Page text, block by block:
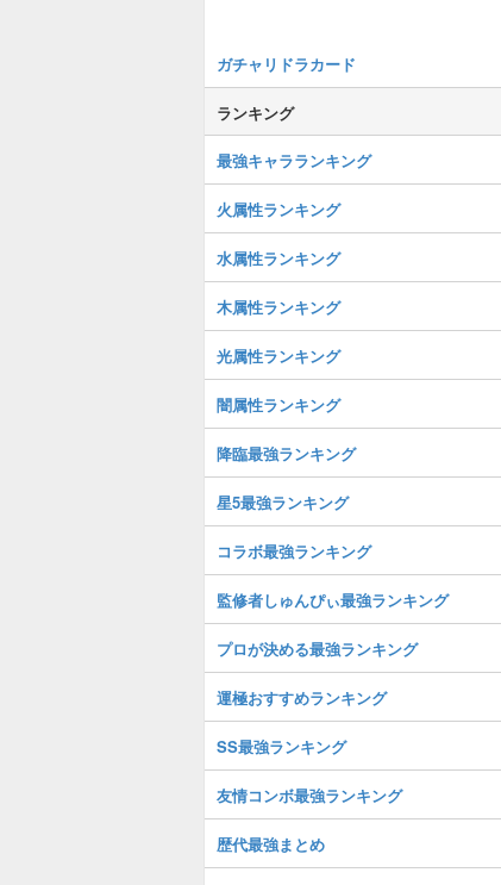
ガチャリドラカード
ランキング
最強キャラランキング
火属性ランキング
水属性ランキング
木属性ランキング
光属性ランキング
闇属性ランキング
降臨最強ランキング
星5最強ランキング
コラボ最強ランキング
監修者しゅんぴぃ最強ランキング
プロが決める最強ランキング
運極おすすめランキング
SS最強ランキング
友情コンボ最強ランキング
歴代最強まとめ